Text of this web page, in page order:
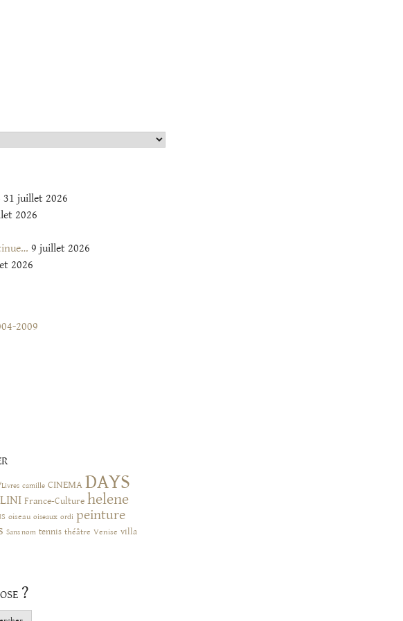
31 juillet 2026
2026
9 juillet 2026
2026
2009
camille CINEMA DAYS
France-Culture helene
oiseau oiseaux ordi peinture
Sans nom tennis théâtre Venise villa
?